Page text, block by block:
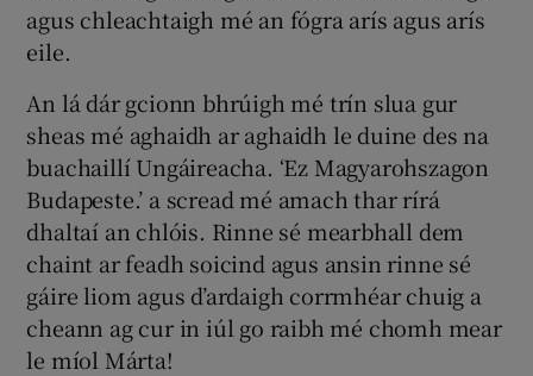
agus chleachtaigh mé an fógra arís agus arís
eile.
An lá dár gcionn bhrúigh mé trín slua gur
sheas mé aghaidh ar aghaidh le duine des na
buachaillí Ungáireacha. ‘Ez Magyarohszagon
Budapeste.’ a scread mé amach thar rírá
dhaltaí an chlóis. Rinne sé mearbhall dem
chaint ar feadh soicind agus ansin rinne sé
gáire liom agus d’ardaigh corrmhéar chuig a
cheann ag cur in iúl go raibh mé chomh mear
le míol Márta!